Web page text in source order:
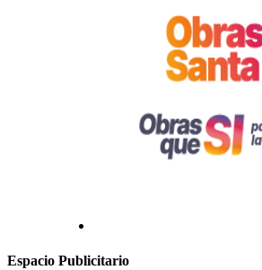
Espacio Publicitario